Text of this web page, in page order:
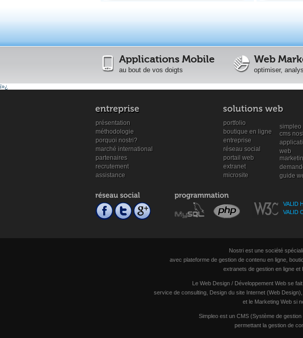
Applications Mobile
au bout de vos doigts
Web
optimiser,
ï»¿
présentation
méthodologie
porquoi nostri?
marché international
partenaires
recrutement
assistance
portfolio
boutique en ligne
entreprise
réseau social
portail web
extranet
microsite
simpleo
cms
web
guide
VALID
VALID
Nostri est une société
avec plateforme de gestion de contenu en ligne,
extranets de gestion en ligne
Le Web Design / Développement Web se
service de consulting, Design du site Internet (Web
et le Marketing Web si
Simpleo est un CMS (Système de
permettant la gestion de